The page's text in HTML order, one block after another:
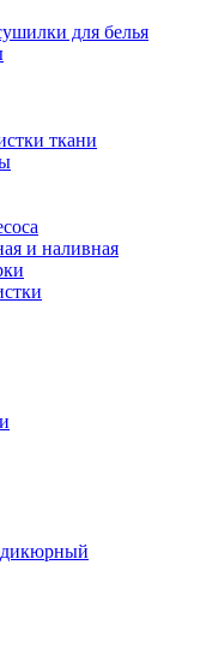
для белья
ткани
и наливная